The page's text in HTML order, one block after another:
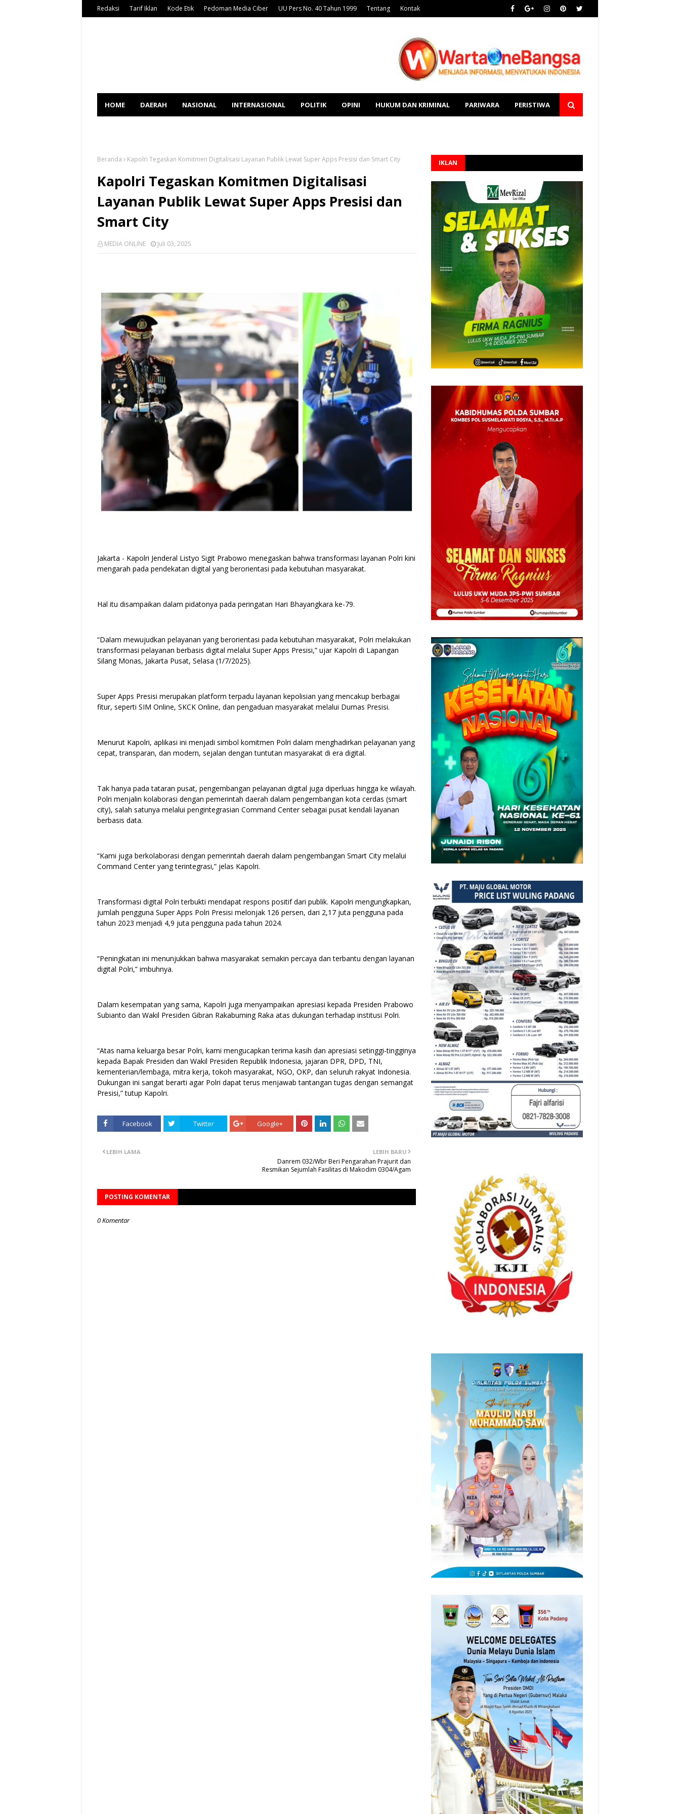
Redaksi Tarif Iklan Kode Etik Pedoman Media Ciber UU Pers No. 40 Tahun 1999 Tentang Kontak
HOME DAERAH NASIONAL INTERNASIONAL POLITIK OPINI HUKUM DAN KRIMINAL PARIWARA PERISTIWA
Beranda Kapolri Tegaskan Komitmen Digitalisasi Layanan Publik Lewat Super Apps Presisi dan Smart City
Kapolri Tegaskan Komitmen Digitalisasi
Layanan Publik Lewat Super Apps Presisi dan
Smart City
MEDIA ONLINE Juli 03, 2025
Jakarta - Kapolri Jenderal Listyo Sigit Prabowo menegaskan bahwa transformasi layanan Polri kini
mengarah pada pendekatan digital yang berorientasi pada kebutuhan masyarakat.
Hal itu disampaikan dalam pidatonya pada peringatan Hari Bhayangkara ke-79.
“Dalam mewujudkan pelayanan yang berorientasi pada kebutuhan masyarakat, Polri melakukan
transformasi pelayanan berbasis digital melalui Super Apps Presisi,” ujar Kapolri di Lapangan
Silang Monas, Jakarta Pusat, Selasa (1/7/2025).
Super Apps Presisi merupakan platform terpadu layanan kepolisian yang mencakup berbagai
fitur, seperti SIM Online, SKCK Online, dan pengaduan masyarakat melalui Dumas Presisi.
Menurut Kapolri, aplikasi ini menjadi simbol komitmen Polri dalam menghadirkan pelayanan yang
cepat, transparan, dan modern, sejalan dengan tuntutan masyarakat di era digital.
Tak hanya pada tataran pusat, pengembangan pelayanan digital juga diperluas hingga ke wilayah.
Polri menjalin kolaborasi dengan pemerintah daerah dalam pengembangan kota cerdas (smart
city), salah satunya melalui pengintegrasian Command Center sebagai pusat kendali layanan
berbasis data.
“Kami juga berkolaborasi dengan pemerintah daerah dalam pengembangan Smart City melalui
Command Center yang terintegrasi,” jelas Kapolri.
Transformasi digital Polri terbukti mendapat respons positif dari publik. Kapolri mengungkapkan,
jumlah pengguna Super Apps Polri Presisi melonjak 126 persen, dari 2,17 juta pengguna pada
tahun 2023 menjadi 4,9 juta pengguna pada tahun 2024.
“Peningkatan ini menunjukkan bahwa masyarakat semakin percaya dan terbantu dengan layanan
digital Polri,” imbuhnya.
Dalam kesempatan yang sama, Kapolri juga menyampaikan apresiasi kepada Presiden Prabowo
Subianto dan Wakil Presiden Gibran Rakabuming Raka atas dukungan terhadap institusi Polri.
“Atas nama keluarga besar Polri, kami mengucapkan terima kasih dan apresiasi setinggi-tingginya
kepada Bapak Presiden dan Wakil Presiden Republik Indonesia, jajaran DPR, DPD, TNI,
kementerian/lembaga, mitra kerja, tokoh masyarakat, NGO, OKP, dan seluruh rakyat Indonesia.
Dukungan ini sangat berarti agar Polri dapat terus menjawab tantangan tugas dengan semangat
Presisi,” tutup Kapolri.
Facebook Twitter Google+
LEBIH BARU
Danrem 032/Wbr Beri Pengarahan Prajurit dan
Resmikan Sejumlah Fasilitas di Makodim 0304/Agam
LEBIH LAMA
POSTING KOMENTAR
0 Komentar
IKLAN